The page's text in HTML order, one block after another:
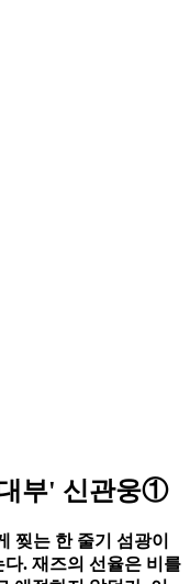
부' 신관웅①
찢는 한 줄기 섬광이
. 재즈의 선율은 비를